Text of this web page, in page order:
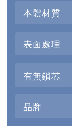
本體材質
表面處理
有無鎖芯
品牌